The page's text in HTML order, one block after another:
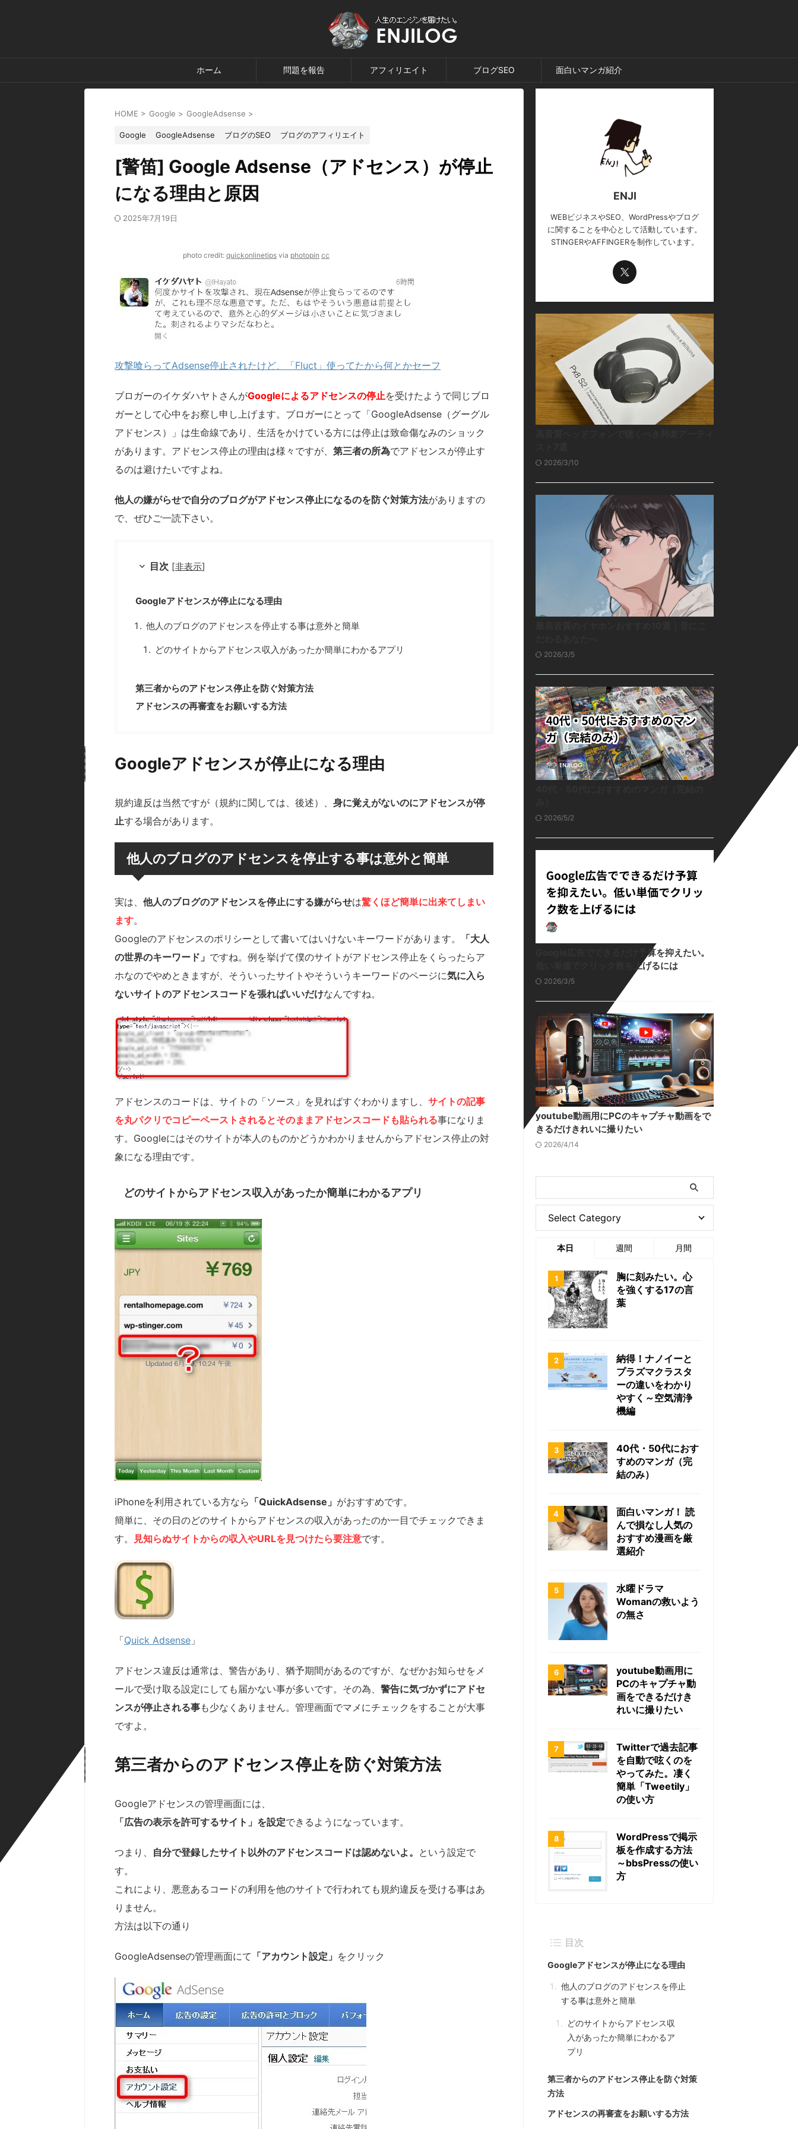
ホーム 問題を報告 アフィリエイト ブログSEO 面白いマンガ紹介
HOME > Google > GoogleAdsense >
Google GoogleAdsense ブログのSEO ブログのアフィリエイト
[警笛] Google Adsense（アドセンス）が停止
になる理由と原因
2025年7月19日
photo credit: quickonlinetips via photopin cc
攻撃喰らってAdsense停止されたけど、「Fluct」使ってたから何とかセーフ
ブロガーのイケダハヤトさんがGoogleによるアドセンスの停止を受けたようで同じブロ
ガーとして心中をお察し申し上げます。ブロガーにとって「GoogleAdsense（グーグル
アドセンス）」は生命線であり、生活をかけている方には停止は致命傷なみのショック
があります。アドセンス停止の理由は様々ですが、 第三者の所為でアドセンスが停止す
るのは避けたいですよね。
他人の嫌がらせで自分のブログがアドセンス停止になるのを防ぐ対策方法がありますの
で、ぜひご一読下さい。
目次 [非表示]
Googleアドセンスが停止になる理由
他人のブログのアドセンスを停止する事は意外と簡単
どのサイトからアドセンス収入があったか簡単にわかるアプリ
第三者からのアドセンス停止を防ぐ対策方法
アドセンスの再審査をお願いする方法
Googleアドセンスが停止になる理由
規約違反は当然ですが（規約に関しては、後述）、 身に覚えがないのにアドセンスが停
止する場合があります。
他人のブログのアドセンスを停止する事は意外と簡単
実は、 他人のブログのアドセンスを停止にする嫌がらせは驚くほど簡単に出来てしまい
ます。
Googleのアドセンスのポリシーとして書いてはいけないキーワードがあります。
「大人
の世界のキーワード」 ですね。例を挙げて僕のサイトがアドセンス停止をくらったらア
ホなのでやめときますが、そういったサイトやそういうキーワードのページに気に入ら
ないサイトのアドセンスコードを張ればいいだけなんですね。
アドセンスのコードは、サイトの「ソース」を見ればすぐわかりますし、 サイトの記事
を丸パクリでコピーペーストされるとそのままアドセンスコードも貼られる事になりま
す。Googleにはそのサイトが本人のものかどうかわかりませんからアドセンス停止の対
象になる理由です。
どのサイトからアドセンス収入があったか簡単にわかるアプリ
iPhoneを利用されている方なら 「QuickAdsense」 がおすすめです。
簡単に、その日のどのサイトからアドセンスの収入があったのか一目でチェックできま
す。
見知らぬサイトからの収入やURLを見つけたら要注意です。
「Quick Adsense 」
アドセンス違反は通常は、警告があり、猶予期間があるのですが、なぜかお知らせをメ
ールで受け取る設定にしても届かない事が多いです。その為、 警告に気づかずにアドセ
ンスが停止される事も少なくありません。管理画面でマメにチェックをすることが大事
ですよ。
第三者からのアドセンス停止を防ぐ対策方法
Googleアドセンスの管理画面には、
「広告の表示を許可するサイト」を設定できるようになっています。
つまり、 自分で登録したサイト以外のアドセンスコードは認めないよ。 という設定で
す。
これにより、悪意あるコードの利用を他のサイトで行われても規約違反を受ける事はあ
りません。
方法は以下の通り
GoogleAdsenseの管理画面にて 「アカウント設定」 をクリック
ENJI
WEBビジネスやSEO、WordPressやブログ
に関することを中心として活動しています。
STINGERやAFFINGERを制作しています。
2026/3/10
2026/3/5
2026/5/2
Google広告でできるだけ予算を抑えたい。
低い単価でクリック数を上げるには
2026/3/5
youtube動画用にPCのキャプチャ動画をで
きるだけきれいに撮りたい
2026/4/14
本日 週間 月間
胸に刻みたい。心
を強くする17の言
葉
納得！ナノイーと
プラズマクラスタ
ーの違いをわかり
やすく～空気清浄
機編
40代・50代におす
すめのマンガ（完
結のみ）
面白いマンガ！ 読
んで損なし人気の
おすすめ漫画を厳
選紹介
水曜ドラマ
Womanの救いよう
の無さ
youtube動画用に
PCのキャプチャ動
画をできるだけき
れいに撮りたい
Twitterで過去記事
を自動で呟くのを
やってみた。凄く
簡単「Tweetily」
の使い方
WordPressで掲示
板を作成する方法
～bbsPressの使い
方
目次
Googleアドセンスが停止になる理由
他人のブログのアドセンスを停止
する事は意外と簡単
どのサイトからアドセンス収
入があったか簡単にわかるア
プリ
第三者からのアドセンス停止を防ぐ対策
方法
アドセンスの再審査をお願いする方法